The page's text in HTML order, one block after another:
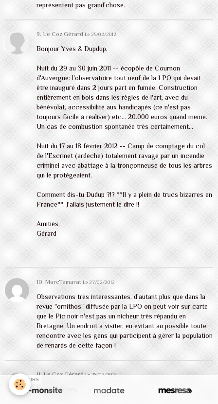
représentent pas grand'chose.
9. Le Coz GérardLe 25/02/2012
Bonjour Yves & Dupdup,
Nuit du 29 au 30 juin 2011 -- écopôle de Cournon
d'Auvergne: l'observatoire tout neuf de la LPO qui devait
être inauguré dans 2 jours part en fumée. Construction
entièrement en bois dans les règles de l'art, avec du
bénévolat, accessibilité aux handicapés (ce n'est pas
toujours facile à réaliser) etc... 20.000 euros quand même.
Un cas de combustion spontanée très certainement...
Nuit du 17 au 18 février 2012 -- Camp de comptage du col
de l'Escrinet (ardèche) totalement ravagé par un incendie
criminel avec abattage à la tronçonneuse de tous les arbres
qui le protégeaient.
Comment dis-tu Dudup ?!? **Il y a plein de trucs bizarres en
France**. J'allais justement le dire !!
Amitiés,
Gérard
10.MarcTamarat Le 27/02/2012
Observations très intéressantes, d'autant plus que dans la
revue "ornithos" diffusée par la LPO on peut voir sur carte
que le Pic noir n'est pas un nicheur très répandu en
Bretagne. Un endroit à visiter, en évitant au possible toute
rencontre avec les gens qui participent à gérer la population
de renards de cette façon !
11. Le Coz GérardLe 28/02/2012
Bonjour Yves,
SPONSORS